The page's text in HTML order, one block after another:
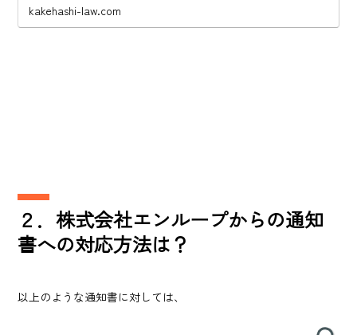
kakehashi-law.com
２．株式会社エンループからの通知
書への対応方法は？
以上のような通知書に対しては、